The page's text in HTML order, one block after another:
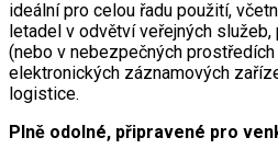
ideální pro celou řadu použití,
letadel v odvětví veřejných
(nebo v nebezpečných
elektronických záznamových
logistice.
Plně odolné, připravené pro